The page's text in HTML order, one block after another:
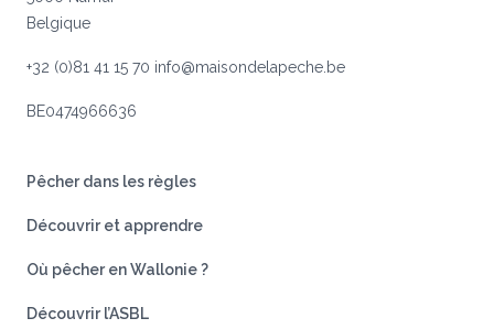
Belgique
+32 (0)81 41 15 70 info@maisondelapeche.be
BE0474966636
Pêcher dans les règles
Découvrir et apprendre
Où pêcher en Wallonie ?
Découvrir l’ASBL